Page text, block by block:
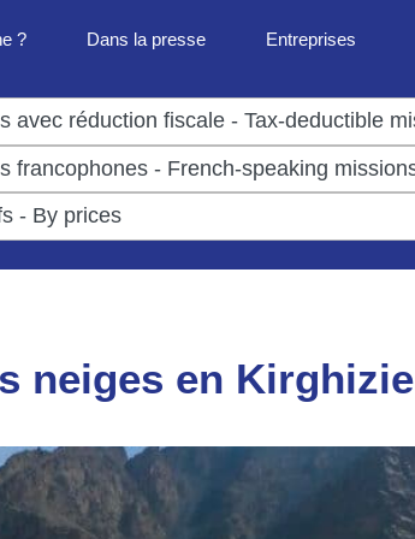
? Dans la presse Entreprises
neiges en Kirghizie